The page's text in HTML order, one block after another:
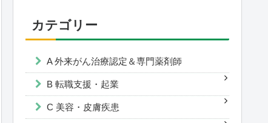
カテゴリー
A 外来がん治療認定＆専門薬剤師
B 転職支援・起業
C 美容・皮膚疾患